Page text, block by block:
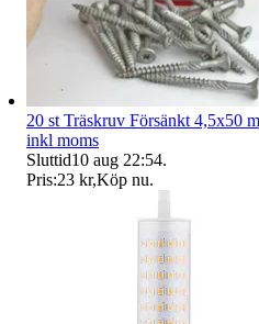
20 st Träskruv Försänkt 4,5x50
inkl moms
Sluttid10 aug 22:54.
Pris:23 kr,Köp nu.